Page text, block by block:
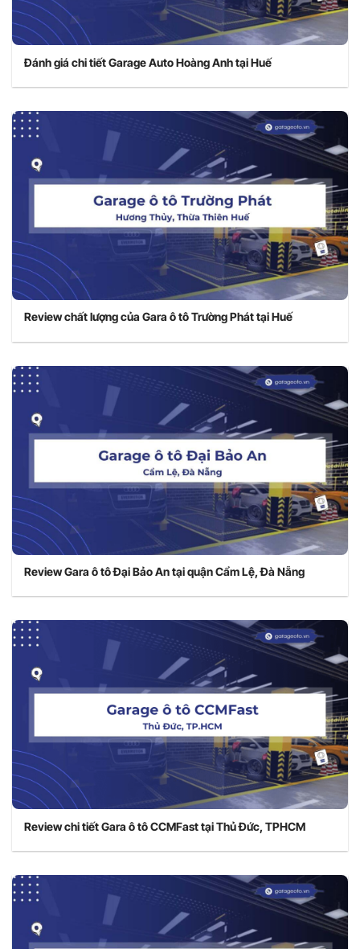
Đánh giá chi tiết Garage Auto Hoàng Anh tại Huế
Review chất lượng của Gara ô tô Trường Phát tại Huế
Review Gara ô tô Đại Bảo An tại quận Cẩm Lệ, Đà Nẵng
Review chi tiết Gara ô tô CCMFast tại Thủ Đức, TPHCM